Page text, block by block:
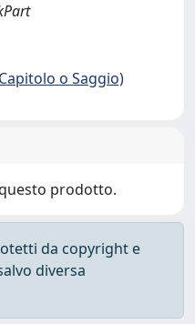
o Saggio)
prodotto.
da copyright e
diversa